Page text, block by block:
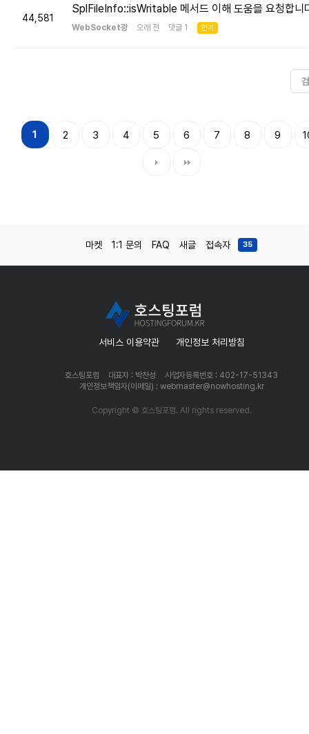
44,581
SplFileInfo::isWritable 메서드 이해 도움을 요청합니
WebSocket광 오래 전 댓글 1 인기
1 2 3 4 5 6 7 8 9
마켓 1:1 문의 FAQ 새글 접속자 35
서비스 이용약관 개인정보 처리방침
호스팅포럼 대표자 : 박찬성
사업자등록번호 : 402-17-51343
개인정보책임자(이메일) : webmaster@nowhosting.kr
Copyright © 호스팅포럼. All rights reserved.